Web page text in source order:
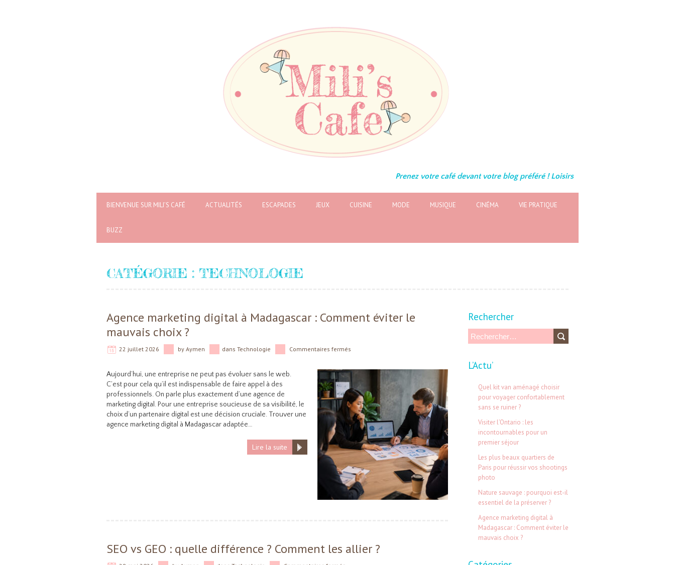
Prenez votre café devant votre blog préféré ! Loisirs
BIENVENUE SUR MILI’S CAFÉ ACTUALITÉS ESCAPADES JEUX CUISINE MODE MUSIQUE CINÉMA VIE PRATIQUE
BUZZ
CATÉGORIE : TECHNOLOGIE
Agence marketing digital à Madagascar : Comment éviter le
mauvais choix ?
22 juillet 2026 by Aymen dans Technologie Commentaires fermés
Aujourd’hui, une entreprise ne peut pas évoluer sans le web.
C’est pour cela qu’il est indispensable de faire appel à des
professionnels. On parle plus exactement d’une agence de
marketing digital. Pour une entreprise soucieuse de sa visibilité, le
choix d’un partenaire digital est une décision cruciale. Trouver une
agence marketing digital à Madagascar adaptée…
Lire la suite
SEO vs GEO : quelle différence ? Comment les allier ?
Rechercher
L’Actu’
Quel kit van aménagé choisir
pour voyager confortablement
sans se ruiner ?
Visiter l’Ontario : les
incontournables pour un
premier séjour
Les plus beaux quartiers de
Paris pour réussir vos shootings
photo
Nature sauvage : pourquoi est-il
essentiel de la préserver ?
Agence marketing digital à
Madagascar : Comment éviter le
mauvais choix ?